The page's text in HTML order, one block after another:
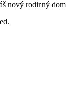
nový rodinný dom